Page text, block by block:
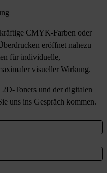
CMYK-Farben oder
eröffnet nahezu
für individuelle,
visueller Wirkung.
Toners und der digitalen
uns ins Gespräch kommen.